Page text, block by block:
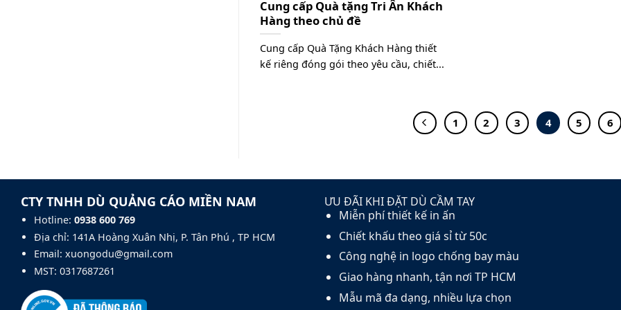
Cung cấp Quà tặng Tri Ân Khách
Hàng theo chủ đề
Cung cấp Quà Tặng Khách Hàng thiết
kế riêng đóng gói theo yêu cầu, chiết...
1 2 3 4 5 6
CTY TNHH DÙ QUẢNG CÁO MIỀN NAM
Hotline: 0938 600 769‬
Địa chỉ: 141A Hoàng Xuân Nhị, P. Tân Phú , TP HCM
Email: xuongodu@gmail.com
MST: 0317687261
ƯU ĐÃI KHI ĐẶT DÙ CẦM TAY
Miễn phí thiết kế in ấn
Chiết khấu theo giá sỉ từ 50c
Công nghệ in logo chống bay màu
Giao hàng nhanh, tận nơi TP HCM
Mẫu mã đa dạng, nhiều lựa chọn